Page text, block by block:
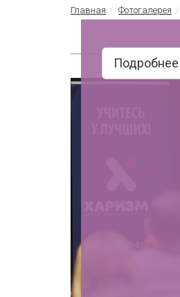
Главная Фотогалерея
Подробнее